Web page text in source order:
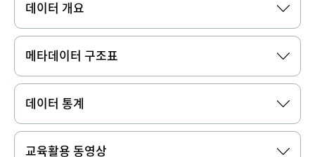
데이터 개요
메타데이터 구조표
데이터 통계
교육활용 동영상